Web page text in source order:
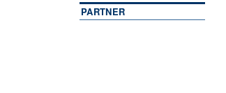
PARTNER